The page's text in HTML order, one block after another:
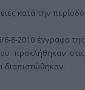
κατά την περίοδο
8-2010 έγγραφο της
προκλήθηκαν στις
διαπιστώθηκαν: